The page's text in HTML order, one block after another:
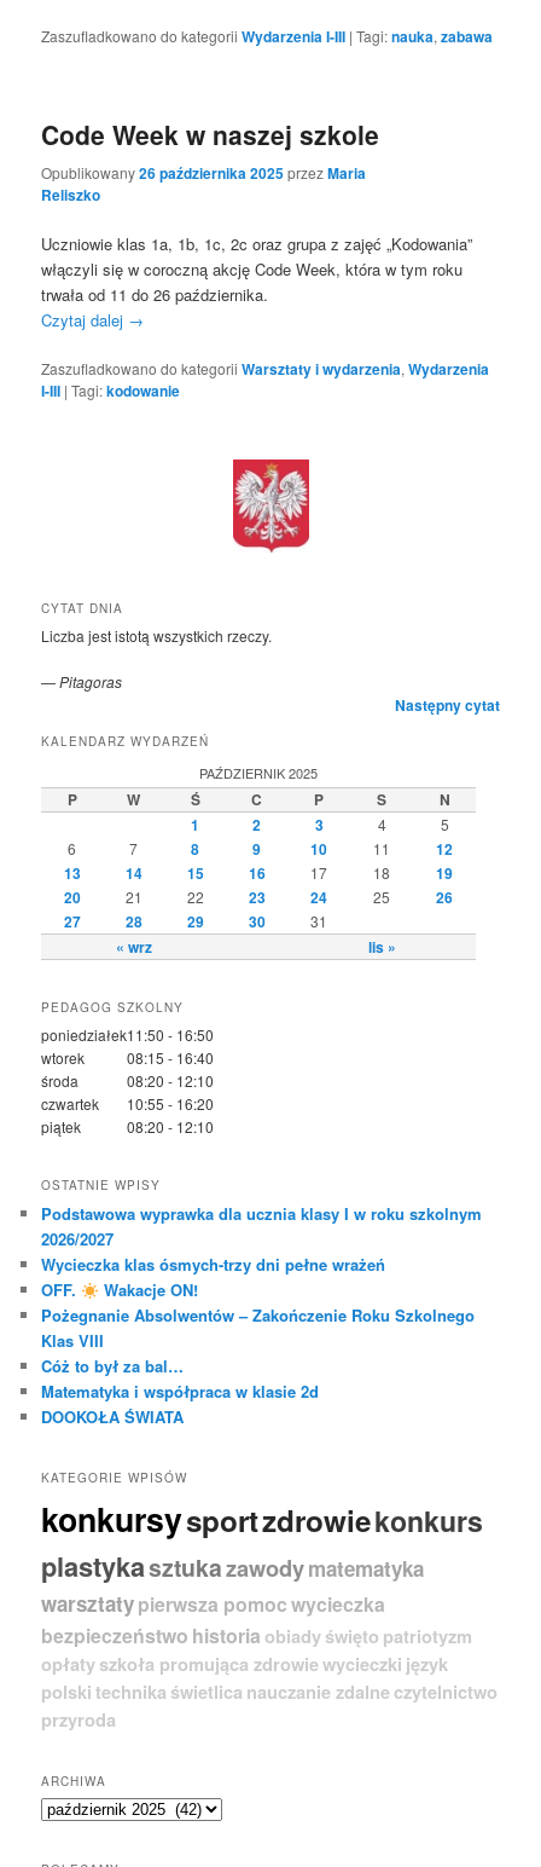
Zaszufladkowano do kategorii Wydarzenia I-III |Tagi:nauka,zabawa
Code Week w naszej szkole
Opublikowany26 października 2025przezMaria
Reliszko
Uczniowie klas 1a, 1b, 1c, 2c oraz grupa z zajęć „Kodowania”
włączyli się w coroczną akcję Code Week, która w tym roku
trwała od 11 do 26 października.
Czytaj dalej →
Zaszufladkowano do kategorii Warsztaty i wydarzenia,Wydarzenia
I-III |Tagi:kodowanie
CYTAT DNIA
Liczba jest istotą wszystkich rzeczy.
—Pitagoras
Następny cytat
KALENDARZ WYDARZEŃ
PAŹDZIERNIK 2025
P W Ś C P S N
« wrz lis »
1 2 3 4
5
6
7 8 9 10 11
12
13
14 15 16 17 18
19
20
21 22 23 24 25
26
27
28 29 30 31
PEDAGOG SZKOLNY
poniedziałek11:50 - 16:50
wtorek
08:15 - 16:40
środa
08:20 - 12:10
czwartek
10:55 - 16:20
piątek
08:20 - 12:10
OSTATNIE WPISY
Podstawowa wyprawka dla ucznia klasy I w roku szkolnym
2026/2027
Wycieczka klas ósmych-trzy dni pełne wrażeń
OFF.
Wakacje ON!
Pożegnanie Absolwentów – Zakończenie Roku Szkolnego
Klas VIII
Cóż to był za bal…
Matematyka i współpraca w klasie 2d
DOOKOŁA ŚWIATA
KATEGORIE WPISÓW
konkursysportzdrowiekonkurs
plastykasztukazawodymatematyka
warsztatypierwsza pomocwycieczka
bezpieczeństwo historia obiadyświęto patriotyzm
opłatyszkoła promująca zdrowiewycieczki język
polskitechnika świetlica nauczanie zdalneczytelnictwo
przyroda
ARCHIWA
A